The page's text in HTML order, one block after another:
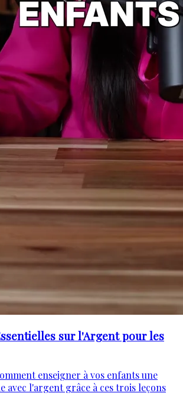
sur l'Argent pour les
enseigner à vos enfants une
avec l'argent grâce à ces trois leçons